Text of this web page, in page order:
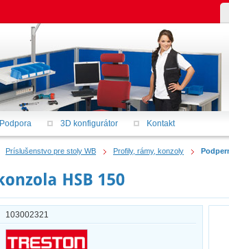
Príslušenstvo pre stoly WB Profily, rámy, konzoly
103002321
Podpora 3D konfigurátor Kontakt